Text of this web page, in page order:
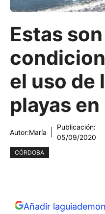
Estas
el uso de
playas
Autor:María
Publicación:
05/09/2020
CÓRDOBA
Añadir